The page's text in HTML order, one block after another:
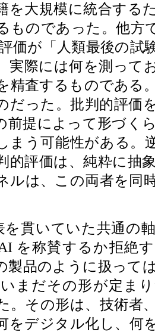
を大規模に統合する
ものであった。他方
価が「人類最後の試
実際には何を測って
精査するものである
だった。批判的評価
前提によって形づく
まう可能性がある。
的評価は、純粋に抽
ルは、この両者を同
を貫いていた共通の
を称賛するか拒絶
製品のように扱って
まだその形が定ま
。その形は、技術者
をデジタル化し、何